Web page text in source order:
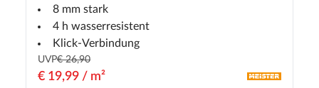
8 mm stark
4 h wasserresistent
Klick-Verbindung
UVP€ 26,90
€ 19,99 / m²